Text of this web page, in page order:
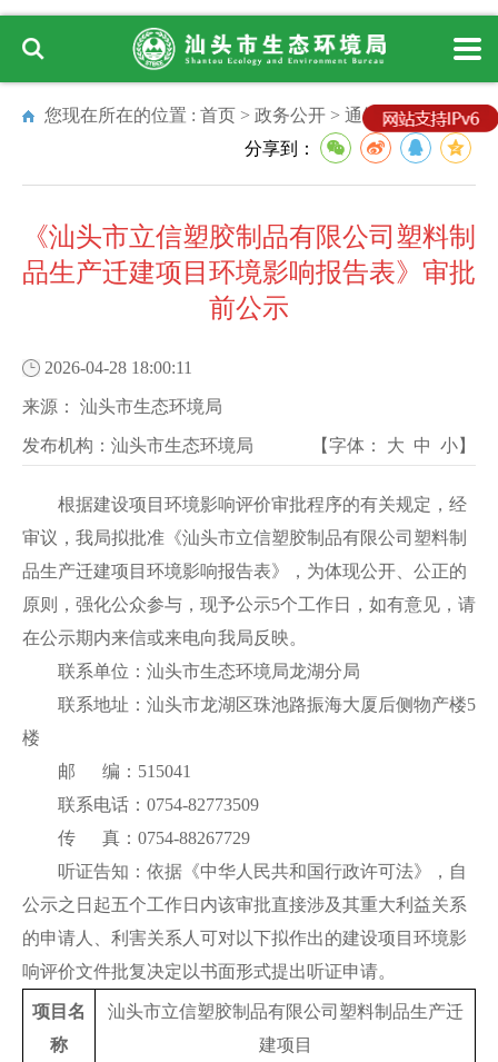
您现在所在的位置 : 首页 > 政务公开 > 通知公告
分享到：
《汕头市立信塑胶制品有限公司塑料制
品生产迁建项目环境影响报告表》审批
前公示
2026-04-28 18:00:11
来源： 汕头市生态环境局
发布机构： 汕头市生态环境局 【字体： 大 中 小】
根据建设项目环境影响评价审批程序的有关规定，经
审议，我局拟批准《汕头市立信塑胶制品有限公司塑料制
品生产迁建项目环境影响报告表》，为体现公开、公正的
原则，强化公众参与，现予公示5个工作日，如有意见，请
在公示期内来信或来电向我局反映。
联系单位：汕头市生态环境局龙湖分局
联系地址：汕头市龙湖区珠池路振海大厦后侧物产楼5
楼
邮 编：515041
联系电话：0754-82773509
传 真：0754-88267729
听证告知：依据《中华人民共和国行政许可法》，自
公示之日起五个工作日内该审批直接涉及其重大利益关系
的申请人、利害关系人可对以下拟作出的建设项目环境影
响评价文件批复决定以书面形式提出听证申请。
项目名
称
汕头市立信塑胶制品有限公司塑料制品生产迁
建项目